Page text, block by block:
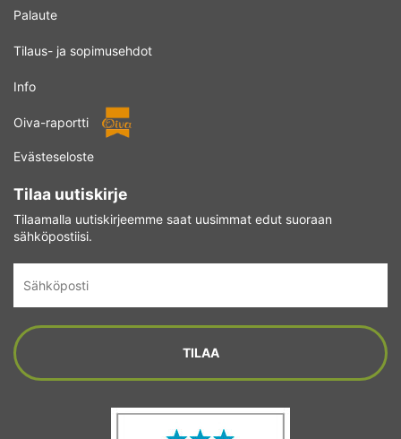
Palaute
Tilaus- ja sopimusehdot
Info
Oiva-raportti
Evästeseloste
Tilaa uutiskirje
Tilaamalla uutiskirjeemme saat uusimmat edut suoraan
sähköpostiisi.